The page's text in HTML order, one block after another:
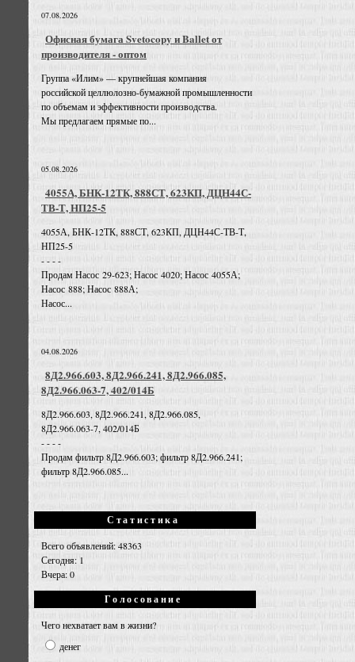
07.08.2026
Офисная бумага Svetocopy и Ballet от
производителя - оптом
Группа «Илим» — крупнейшая компания
российской целлюлозно-бумажной промышленности
по объемам и эффективности производства.
Мы предлагаем прямые по...
05.08.2026
4055А, БНК-12ТК, 888СТ, 623КП, ДЦН44С-
ТВ-Т, НП25-5
4055А, БНК-12ТК, 888СТ, 623КП, ДЦН44С-ТВ-Т,
НП25-5
- - - -
Продам Насос 29-623; Насос 4020; Насос 4055А;
Насос 888; Насос 888А;
Насос...
04.08.2026
8Д2.966.603, 8Д2.966.241, 8Д2.966.085,
8Д2.966.063-7, 402/014Б
8Д2.966.603, 8Д2.966.241, 8Д2.966.085,
8Д2.966.063-7, 402/014Б
- - - -
Продам фильтр 8Д2.966.603; фильтр 8Д2.966.241;
фильтр 8Д2.966.085...
Статистика
Всего объявлений: 48363
Сегодня: 1
Вчера: 0
Голосование
Чего нехватает вам в жизни?
денег